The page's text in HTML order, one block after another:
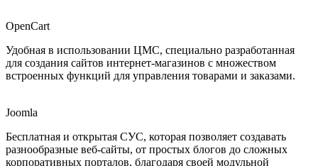
OpenCart
Удобная в использовании ЦМС, специально разработанная
для создания сайтов интернет-магазинов с множеством
встроенных функций для управления товарами и заказами.
Joomla
Бесплатная и открытая СУС, которая позволяет создавать
разнообразные веб-сайты, от простых блогов до сложных
корпоративных порталов, благодаря своей модульной